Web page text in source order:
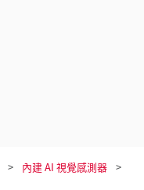
內建 AI 視覺感測器